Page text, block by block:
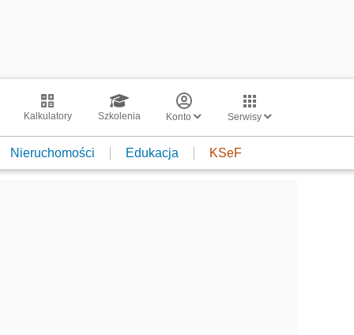
Kalkulatory Szkolenia Konto Serwisy
Nieruchomości Edukacja KSeF